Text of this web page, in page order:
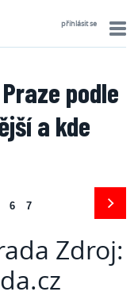
přihlásit se
podle
a kde
6 7